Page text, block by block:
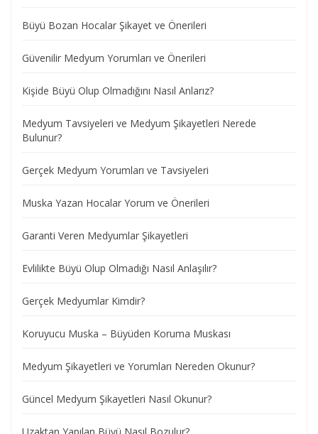
Büyü Bozan Hocalar Şikayet ve Önerileri
Güvenilir Medyum Yorumları ve Önerileri
Kişide Büyü Olup Olmadığını Nasıl Anlarız?
Medyum Tavsiyeleri ve Medyum Şikayetleri Nerede
Bulunur?
Gerçek Medyum Yorumları ve Tavsiyeleri
Muska Yazan Hocalar Yorum ve Önerileri
Garanti Veren Medyumlar Şikayetleri
Evlilikte Büyü Olup Olmadığı Nasıl Anlaşılır?
Gerçek Medyumlar Kimdir?
Koruyucu Muska – Büyüden Koruma Muskası
Medyum Şikayetleri ve Yorumları Nereden Okunur?
Güncel Medyum Şikayetleri Nasıl Okunur?